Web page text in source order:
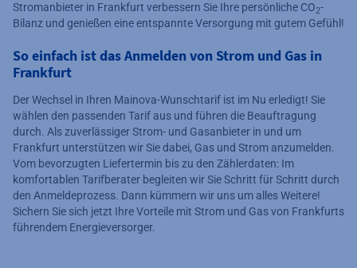
Stromanbieter in Frankfurt verbessern Sie Ihre persönliche CO2-
Bilanz und genießen eine entspannte Versorgung mit gutem Gefühl!
So einfach ist das Anmelden von Strom und Gas in
Frankfurt
Der Wechsel in Ihren Mainova-Wunschtarif ist im Nu erledigt! Sie
wählen den passenden Tarif aus und führen die Beauftragung
durch. Als zuverlässiger Strom- und Gasanbieter in und um
Frankfurt unterstützen wir Sie dabei, Gas und Strom anzumelden.
Vom bevorzugten Liefertermin bis zu den Zählerdaten: Im
komfortablen Tarifberater begleiten wir Sie Schritt für Schritt durch
den Anmeldeprozess. Dann kümmern wir uns um alles Weitere!
Sichern Sie sich jetzt Ihre Vorteile mit Strom und Gas von Frankfurts
führendem Energieversorger.